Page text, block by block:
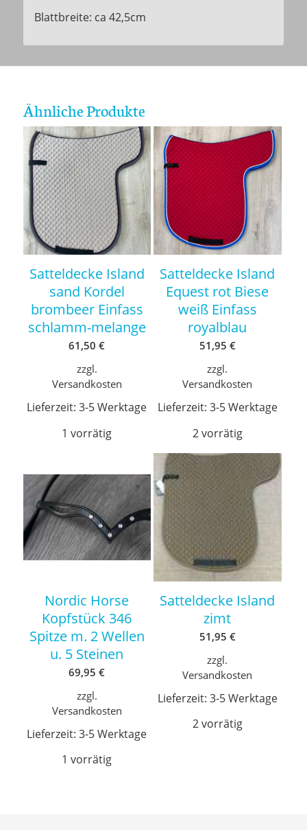
Blattbreite: ca 42,5cm
Ähnliche Produkte
Satteldecke Island
sand Kordel
brombeer Einfass
schlamm-melange
61,50€
zzgl.
Versandkosten
Lieferzeit:3-5 Werktage
1 vorrätig
Satteldecke Island
Equest rot Biese
weiß Einfass
royalblau
51,95 €
zzgl.
Versandkosten
Lieferzeit: 3-5 Werktage
2 vorrätig
Nordic Horse
Kopfstück 346
Spitze m. 2 Wellen
u. 5 Steinen
69,95€
zzgl.
Versandkosten
Lieferzeit:3-5 Werktage
1 vorrätig
Satteldecke Island
zimt
51,95 €
zzgl.
Versandkosten
Lieferzeit: 3-5 Werktage
2 vorrätig